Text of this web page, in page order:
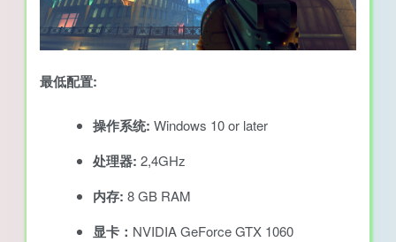
最低配置:
操作系统: Windows 10 or later
处理器: 2,4GHz
内存: 8 GB RAM
显卡： NVIDIA GeForce GTX 1060